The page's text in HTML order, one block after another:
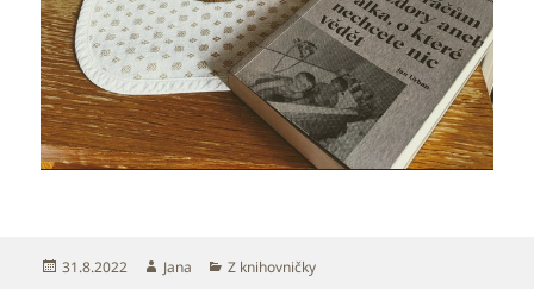
Publikováno:
31.8.2022 Autor:
Jana Rubriky:
Z knihovničky